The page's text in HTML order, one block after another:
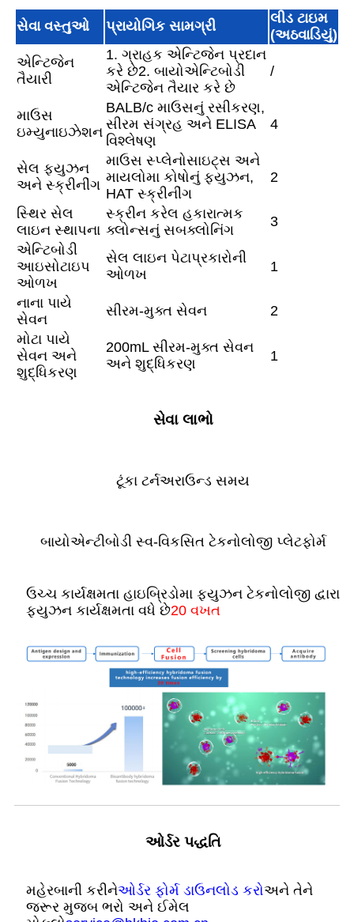
સેવા વસ્તુઓ પ્રાયોગિક સામગ્રી
લીડ ટાઇમ
(અઠવાડિયું)
એન્ટિજેન
તૈયારી
1. ગ્રાહક એન્ટિજેન પ્રદાન
કરે છે2. બાયોએન્ટિબોડી
એન્ટિજેન તૈયાર કરે છે
/
માઉસ
ઇમ્યુનાઇઝેશન
BALB/c માઉસનું રસીકરણ,
સીરમ સંગ્રહ અને ELISA
વિશ્લેષણ
4
સેલ ફ્યુઝન
અને સ્ક્રીનીંગ
માઉસ સ્પ્લેનોસાઇટ્સ અને
માયલોમા કોષોનું ફ્યુઝન,
HAT સ્ક્રીનીંગ
2
સ્થિર સેલ
લાઇન સ્થાપના
સ્ક્રીન કરેલ હકારાત્મક
ક્લોન્સનું સબક્લોનિંગ
3
એન્ટિબોડી
આઇસોટાઇપ
ઓળખ
સેલ લાઇન પેટાપ્રકારોની
ઓળખ
1
નાના પાયે
સેવન
સીરમ-મુક્ત સેવન
2
મોટા પાયે
સેવન અને
શુદ્ધિકરણ
200mL સીરમ-મુક્ત સેવન
અને શુદ્ધિકરણ
1
સેવા લાભો
ટૂંકા ટર્નઅરાઉન્ડ સમય
બાયોએન્ટીબોડી સ્વ-વિકસિત ટેકનોલોજી પ્લેટફોર્મ
ઉચ્ચ કાર્યક્ષમતા હાઇબ્રિડોમા ફ્યુઝન ટેકનોલોજી દ્વારા
ફ્યુઝન કાર્યક્ષમતા વધે છે20 વખત
ઓર્ડર પદ્ધતિ
મહેરબાની કરીનેઓર્ડર ફોર્મ ડાઉનલોડ કરોઅને તેને
જરૂર મુજબ ભરો અને ઈમેલ